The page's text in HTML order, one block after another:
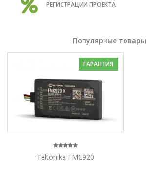
РЕГИСТРАЦИИ ПРОЕКТА
Популярные товары
ГАРАНТИЯ
Teltonika FMC920